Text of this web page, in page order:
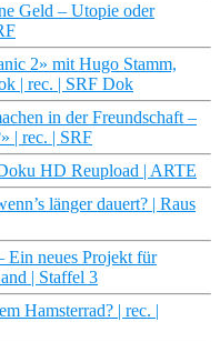
Geld – Utopie oder
2» mit Hugo Stamm,
| rec. | SRF Dok
in der Freundschaft –
| rec. | SRF
HD Reupload | ARTE
länger dauert? | Raus
Ein neues Projekt für
| Staffel 3
Hamsterrad? | rec. |